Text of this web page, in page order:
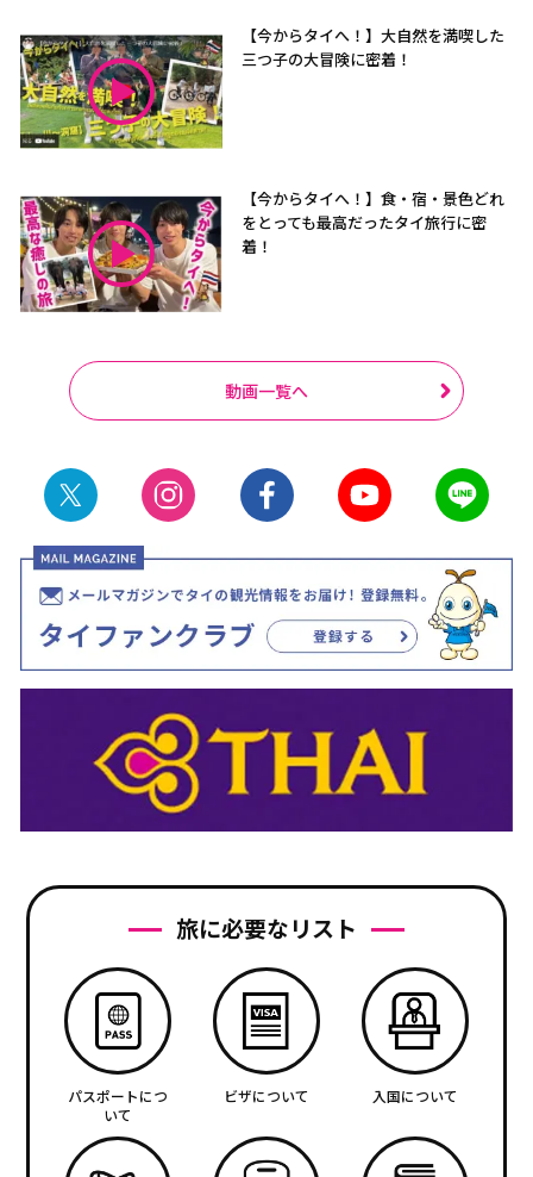
【今からタイへ！】大自然を満喫した
三つ子の大冒険に密着！
【今からタイへ！】食・宿・景色どれ
をとっても最高だったタイ旅行に密
着！
動画一覧へ
旅に必要なリスト
パスポートにつ
いて
ビザについて 入国について